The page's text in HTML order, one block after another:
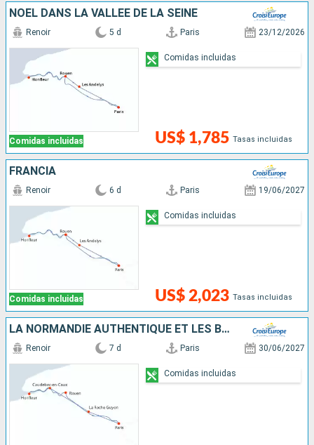
NOËL DANS LA VALLÉE DE LA SEINE
Comidas incluidas
Renoir 5 d Paris 23/12/2026
US$ 1,785 Tasas incluidas
Comidas incluidas
FRANCIA
Comidas incluidas
Renoir 6 d Paris 19/06/2027
US$ 2,023 Tasas incluidas
Comidas incluidas
LA NORMANDIE AUTHENTIQUE ET LES BOUCLES DE LA SEINE - VILLAGES DE CHARME, DÉCOUVERTES GOURMANDES ET GRANDS CLASSIQUES
Renoir 7 d Paris 30/06/2027
Comidas incluidas